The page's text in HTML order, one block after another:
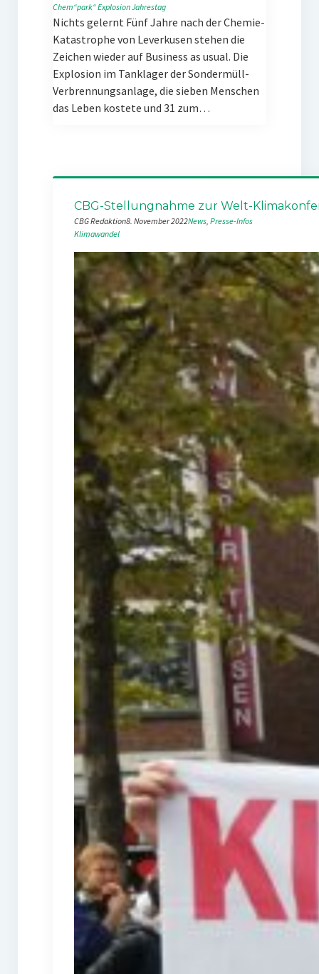
Chem“park“ExplosionJahrestag
Nichts gelernt Fünf Jahre nach der Chemie-
Katastrophe von Leverkusen stehen die
Zeichen wieder auf Business as usual. Die
Explosion im Tanklager der Sondermüll-
Verbrennungsanlage, die sieben Menschen
das Leben kostete und 31 zum…
CBG-Stellungnahme zur Welt-
CBG Redaktion8. November 2022News, Presse-Infos
Klimawandel